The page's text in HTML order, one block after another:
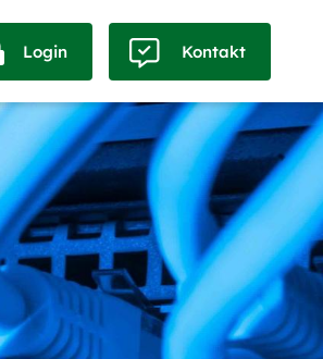
Login Kontakt